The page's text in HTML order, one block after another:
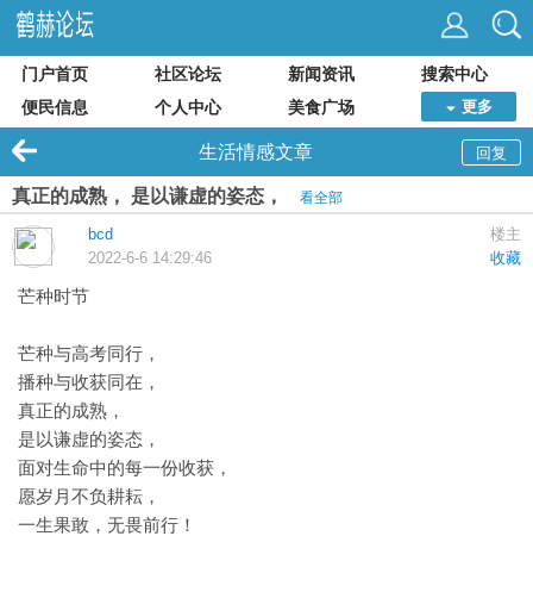
门户首页 社区论坛 新闻资讯
搜索中心
便民信息
个人中心 美食广场 更多
回复
生活情感文章
真正的成熟， 是以谦虚的姿态， 看全部
楼主
bcd
收藏
2022-6-6 14:29:46
芒种时节
芒种与高考同行，
播种与收获同在，
真正的成熟，
是以谦虚的姿态，
面对生命中的每一份收获，
愿岁月不负耕耘，
一生果敢，无畏前行！